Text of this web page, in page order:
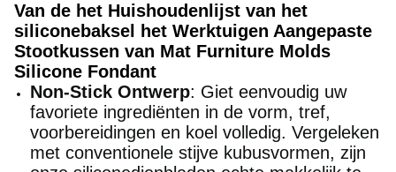
Van de het Huishoudenlijst van het
siliconebaksel het Werktuigen Aangepaste
Stootkussen van Mat Furniture Molds
Silicone Fondant
Non-Stick Ontwerp: Giet eenvoudig uw
favoriete ingrediënten in de vorm, tref,
voorbereidingen en koel volledig. Vergeleken
met conventionele stijve kubusvormen, zijn